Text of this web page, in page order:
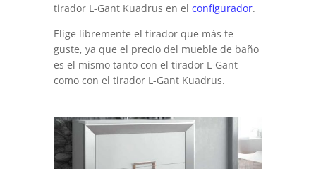
tirador L-Gant Kuadrus en el configurador.
Elige libremente el tirador que más te
guste, ya que el precio del mueble de baño
es el mismo tanto con el tirador L-Gant
como con el tirador L-Gant Kuadrus.